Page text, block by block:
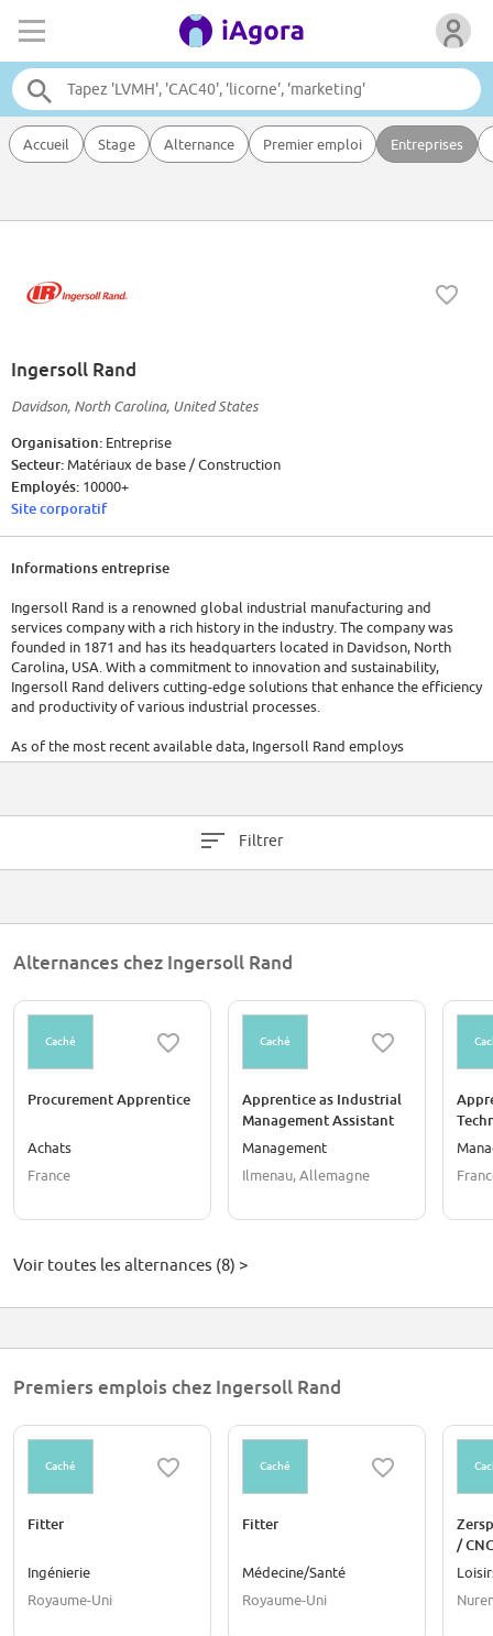
Accueil Stage Alternance Premier emploi Entreprises
Ingersoll Rand
Davidson, North Carolina, United States
Organisation: Entreprise
Secteur: Matériaux de base / Construction
Employés: 10000+
Site corporatif
Informations entreprise
Ingersoll Rand is a renowned global industrial manufacturing and
services company with a rich history in the industry. The company was
founded in 1871 and has its headquarters located in Davidson, North
Carolina, USA. With a commitment to innovation and sustainability,
Ingersoll Rand delivers cutting-edge solutions that enhance the efficiency
and productivity of various industrial processes.
As of the most recent available data, Ingersoll Rand employs
approximately 40,000 talented professionals worldwide, working
Filtrer
Alternances chez Ingersoll Rand
Caché
Procurement Apprentice
Achats
France
Caché
Apprentice as Industrial
Management Assistant
Management
Ilmenau, Allemagne
Voir toutes les alternances (8) >
Premiers emplois chez Ingersoll Rand
Caché
Fitter
Ingénierie
Royaume-Uni
Caché
Fitter
Médecine/Santé
Royaume-Uni
/
(m/